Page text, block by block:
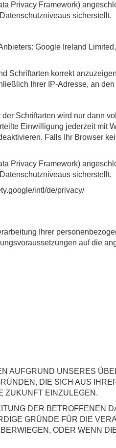
Privacy Framework)
sicherstellt.
Google Ireland
Schriftarten korrekt
Ihrer IP-Adresse, an
Schriftarten wird nur dann
Einwilligung jederzeit mit
Falls Ihr Browser
Privacy Framework)
sicherstellt.
/intl/de/privacy/
Ihrer
auf die
AUFGRUND UNSERES
DIE SICH AUS
ZUKUNFT EINZULEGEN.
DER BETROFFENEN
GRÜNDE FÜR DIE
ODER WENN